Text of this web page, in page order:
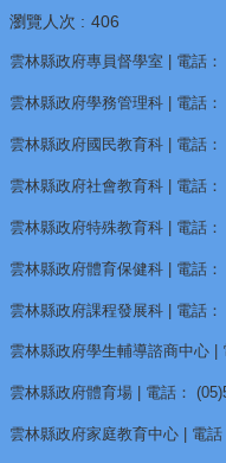
課
雲
線
上
教
成
果
分
台
瀏覽人次
406
雲林縣政府專員督學室 | 電話：
雲林縣政府學務管理科 | 電話：
雲林縣政府國民教育科 | 電話：
雲林縣政府社會教育科 | 電話：
雲林縣政府特殊教育科 | 電話：
雲林縣政府體育保健科 | 電話：
雲林縣政府課程發展科 | 電話：
雲林縣政府學生輔導諮商中心 |
雲林縣政府體育場 | 電話：
雲林縣政府家庭教育中心 | 電話